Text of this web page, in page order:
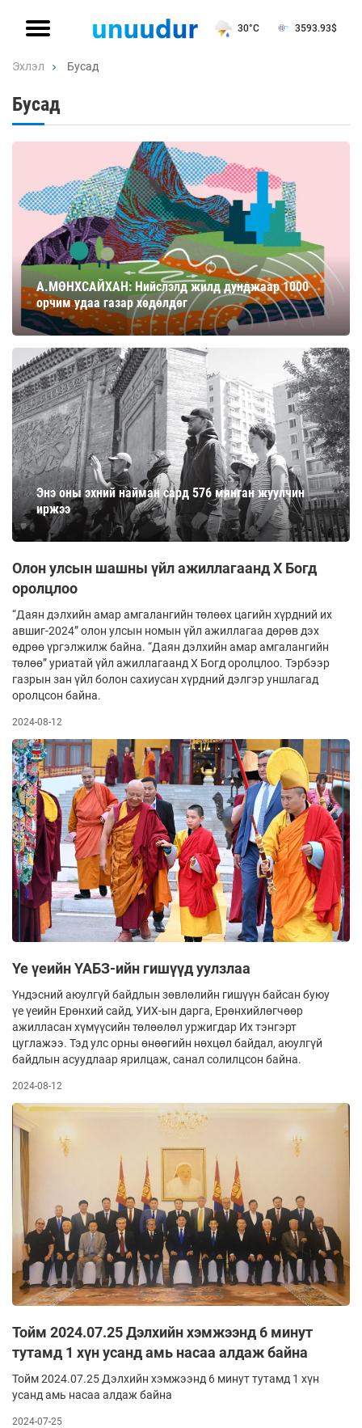
30°C 3593.93$
Эхлэл Бусад
Бусад
А.МӨНХСАЙХАН: Нийслэлд жилд дунджаар 1000
орчим удаа газар хөдөлдөг
Энэ оны эхний найман сард 576 мянган жуулчин
иржээ
Олон улсын шашны үйл ажиллагаанд Х Богд
оролцлоо
“Даян дэлхийн амар амгалангийн төлөөх цагийн хүрдний их
авшиг-2024” олон улсын номын үйл ажиллагаа дөрөв дэх
өдрөө үргэлжилж байна. “Даян дэлхийн амар амгалангийн
төлөө” уриатай үйл ажиллагаанд X Богд оролцлоо. Тэрбээр
газрын зан үйл болон сахиусан хүрдний дэлгэр уншлагад
оролцсон байна.
2024-08-12
Үе үеийн ҮАБЗ-ийн гишүүд уулзлаа
Үндэсний аюулгүй байдлын зөвлөлийн гишүүн байсан буюу
үе үеийн Ерөнхий сайд, УИХ-ын дарга, Ерөнхийлөгчөөр
ажилласан хүмүүсийн төлөөлөл уржигдар Их тэнгэрт
цуглажээ. Тэд улс орны өнөөгийн нөхцөл байдал, аюулгүй
байдлын асуудлаар ярилцаж, санал солилцсон байна.
2024-08-12
Тойм 2024.07.25 Дэлхийн хэмжээнд 6 минут
тутамд 1 хүн усанд амь насаа алдаж байна
Тойм 2024.07.25 Дэлхийн хэмжээнд 6 минут тутамд 1 хүн
усанд амь насаа алдаж байна
2024-07-25